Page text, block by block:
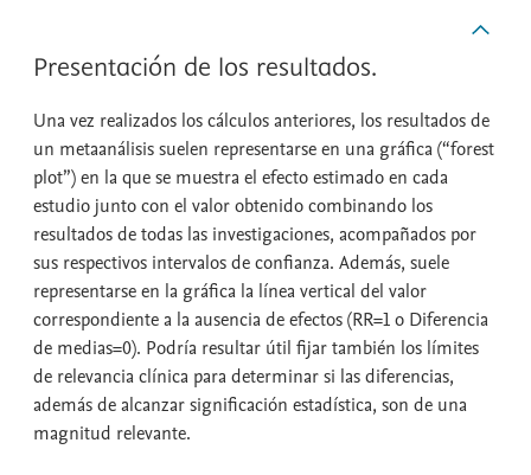
Presentación de los resultados.
Una vez realizados los cálculos anteriores, los resultados de
un metaanálisis suelen representarse en una gráfica (“forest
plot”) en la que se muestra el efecto estimado en cada
estudio junto con el valor obtenido combinando los
resultados de todas las investigaciones, acompañados por
sus respectivos intervalos de confianza. Además, suele
representarse en la gráfica la línea vertical del valor
correspondiente a la ausencia de efectos (RR=1 o Diferencia
de medias=0). Podría resultar útil fijar también los límites
de relevancia clínica para determinar si las diferencias,
además de alcanzar significación estadística, son de una
magnitud relevante.